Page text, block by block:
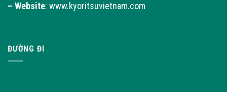
– Website: www.kyoritsuvietnam.com
ĐƯỜNG ĐI